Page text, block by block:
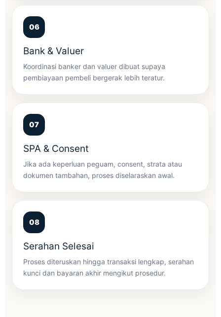
Bank & Valuer
Koordinasi banker dan valuer dibuat supaya
pembiayaan pembeli bergerak lebih teratur.
SPA & Consent
Jika ada keperluan peguam, consent, strata atau
dokumen tambahan, proses diselaraskan awal.
Serahan Selesai
Proses diteruskan hingga transaksi lengkap, serahan
kunci dan bayaran akhir mengikut prosedur.